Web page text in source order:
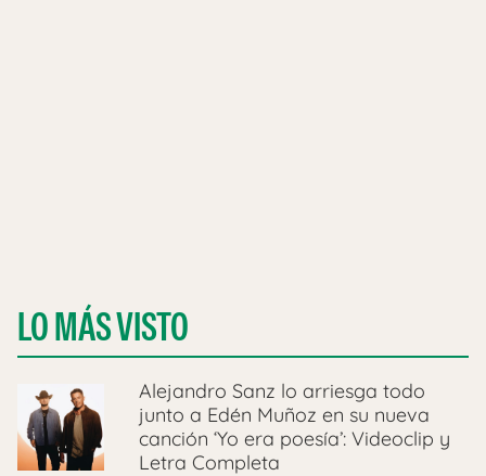
LO MÁS VISTO
Alejandro Sanz lo arriesga todo
junto a Edén Muñoz en su nueva
canción ‘Yo era poesía’: Videoclip y
Letra Completa